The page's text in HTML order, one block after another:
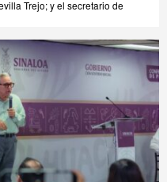
Trejo; y el secretario de